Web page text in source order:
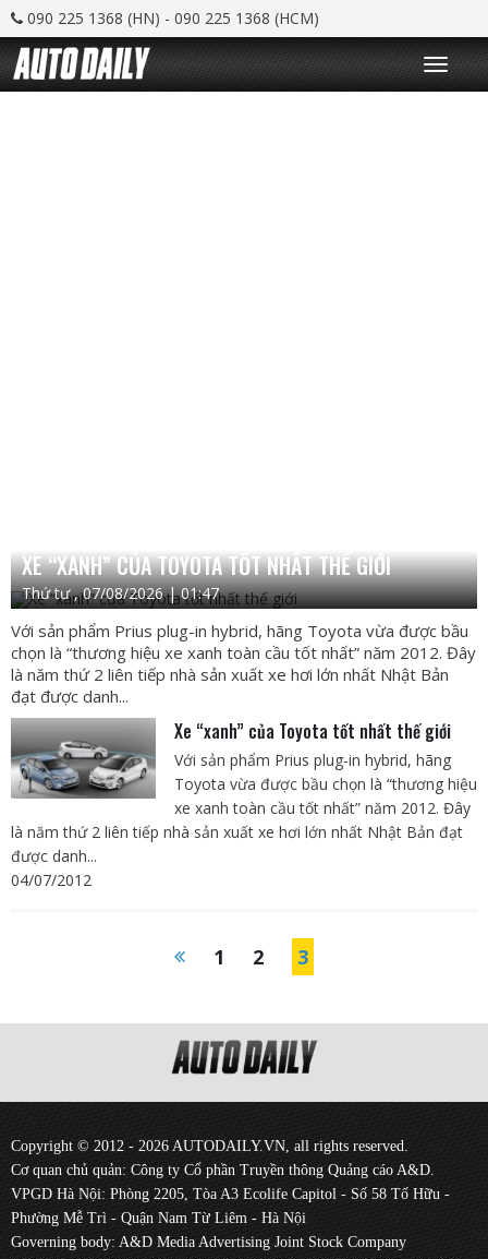
090 225 1368 (HN) - 090 225 1368 (HCM)
T
o
g
XE “XANH” CỦA TOYOTA TỐT NHẤT THẾ GIỚI
Thứ tư , 07/08/2026 | 01:47
Với sản phẩm Prius plug-in hybrid, hãng Toyota vừa được bầu
chọn là “thương hiệu xe xanh toàn cầu tốt nhất” năm 2012. Đây
là năm thứ 2 liên tiếp nhà sản xuất xe hơi lớn nhất Nhật Bản
đạt được danh...
Xe “xanh” của Toyota tốt nhất thế giới
Với sản phẩm Prius plug-in hybrid, hãng
Toyota vừa được bầu chọn là “thương hiệu
xe xanh toàn cầu tốt nhất” năm 2012. Đây
là năm thứ 2 liên tiếp nhà sản xuất xe hơi lớn nhất Nhật Bản đạt
được danh...
04/07/2012
1 2 3
Copyright © 2012 - 2026 AUTODAILY.VN, all rights reserved.
Cơ quan chủ quản: Công ty Cổ phần Truyền thông Quảng cáo A&D.
VPGD Hà Nội: Phòng 2205, Tòa A3 Ecolife Capitol - Số 58 Tố Hữu -
Phường Mễ Trì - Quận Nam Từ Liêm - Hà Nội
Governing body: A&D Media Advertising Joint Stock Company